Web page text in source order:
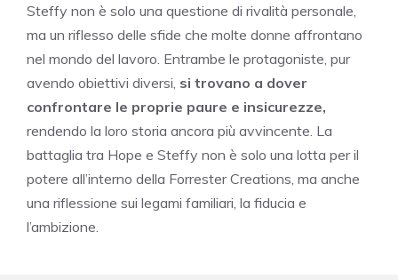
Steffy non è solo una questione di rivalità personale,
ma un riflesso delle sfide che molte donne affrontano
nel mondo del lavoro. Entrambe le protagoniste, pur
avendo obiettivi diversi, si trovano a dover
confrontare le proprie paure e insicurezze,
rendendo la loro storia ancora più avvincente. La
battaglia tra Hope e Steffy non è solo una lotta per il
potere all’interno della Forrester Creations, ma anche
una riflessione sui legami familiari, la fiducia e
l’ambizione.